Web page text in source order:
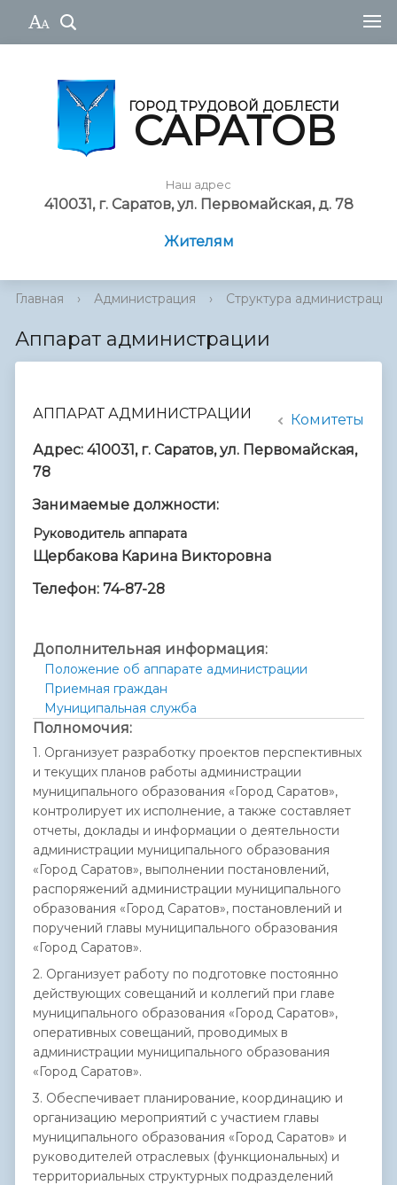
ГОРОД ТРУДОВОЙ ДОБЛЕСТИ
САРАТОВ
Наш адрес
410031, г. Саратов, ул. Первомайская, д. 78
Жителям
Главная › Администрация › Cтруктура администрации
Аппарат администрации
Комитеты
АППАРАТ АДМИНИСТРАЦИИ
Адрес: 410031, г. Саратов, ул. Первомайская,
78
Занимаемые должности:
Руководитель аппарата
Щербакова Карина Викторовна
Телефон: 74-87-28
Дополнительная информация:
Положение об аппарате администрации
Приемная граждан
Муниципальная служба
Полномочия:
1. Организует разработку проектов перспективных
и текущих планов работы администрации
муниципального образования «Город Саратов»,
контролирует их исполнение, а также составляет
отчеты, доклады и информации о деятельности
администрации муниципального образования
«Город Саратов», выполнении постановлений,
распоряжений администрации муниципального
образования «Город Саратов», постановлений и
поручений главы муниципального образования
«Город Саратов».
2. Организует работу по подготовке постоянно
действующих совещаний и коллегий при главе
муниципального образования «Город Саратов»,
оперативных совещаний, проводимых в
администрации муниципального образования
«Город Саратов».
3. Обеспечивает планирование, координацию и
организацию мероприятий с участием главы
муниципального образования «Город Саратов» и
руководителей отраслевых (функциональных) и
территориальных структурных подразделений